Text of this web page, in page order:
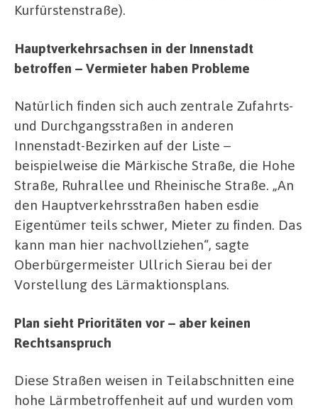
Kurfürstenstraße).
Hauptverkehrsachsen in der Innenstadt
betroffen – Vermieter haben Probleme
Natürlich finden sich auch zentrale Zufahrts-
und Durchgangsstraßen in anderen
Innenstadt-Bezirken auf der Liste –
beispielweise die Märkische Straße, die Hohe
Straße, Ruhrallee und Rheinische Straße. „An
den Hauptverkehrsstraßen haben esdie
Eigentümer teils schwer, Mieter zu finden. Das
kann man hier nachvollziehen“, sagte
Oberbürgermeister Ullrich Sierau bei der
Vorstellung des Lärmaktionsplans.
Plan sieht Prioritäten vor – aber keinen
Rechtsanspruch
Diese Straßen weisen in Teilabschnitten eine
hohe Lärmbetroffenheit auf und wurden vom